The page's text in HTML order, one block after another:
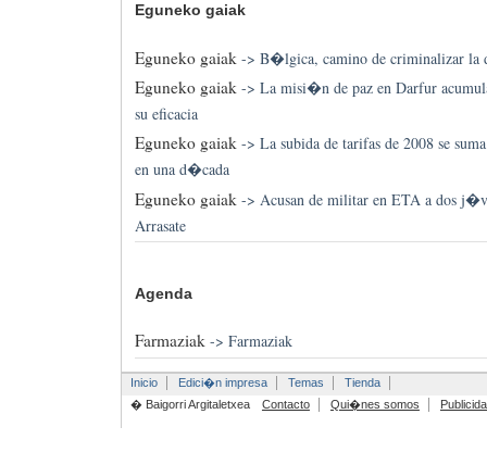
Eguneko gaiak
Eguneko gaiak -> B�lgica, camino de criminalizar la
Eguneko gaiak-> La misi�n de paz en Darfur
su eficacia
Eguneko gaiak-> La subida de tarifas de 2008 se
en una d�cada
Eguneko gaiak -> Acusan de militar en ETA a dos
Arrasate
Agenda
Farmaziak-> Farmaziak
Inicio Edici�n impresa Temas
Tienda
� Baigorri Argitaletxea
Contacto Qui�nes somos